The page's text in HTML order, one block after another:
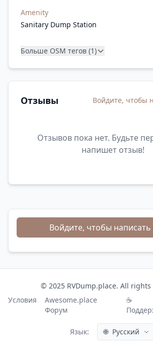
Amenity
Sanitary Dump Station
Больше OSM тегов (1)
Отзывы Войдите, чтобы
Отзывов пока нет. Будьте
напишет отзыв!
Войдите, чтобы написать
© 2025 RVDump.place. All rights
Условия
Awesome.place
Форум
☕
Язык: 🌐 Русский